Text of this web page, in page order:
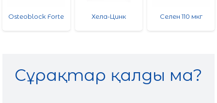
Osteoblock Forte Хела-Цинк Селен 110 мкг
Сұрақтар қалды ма?